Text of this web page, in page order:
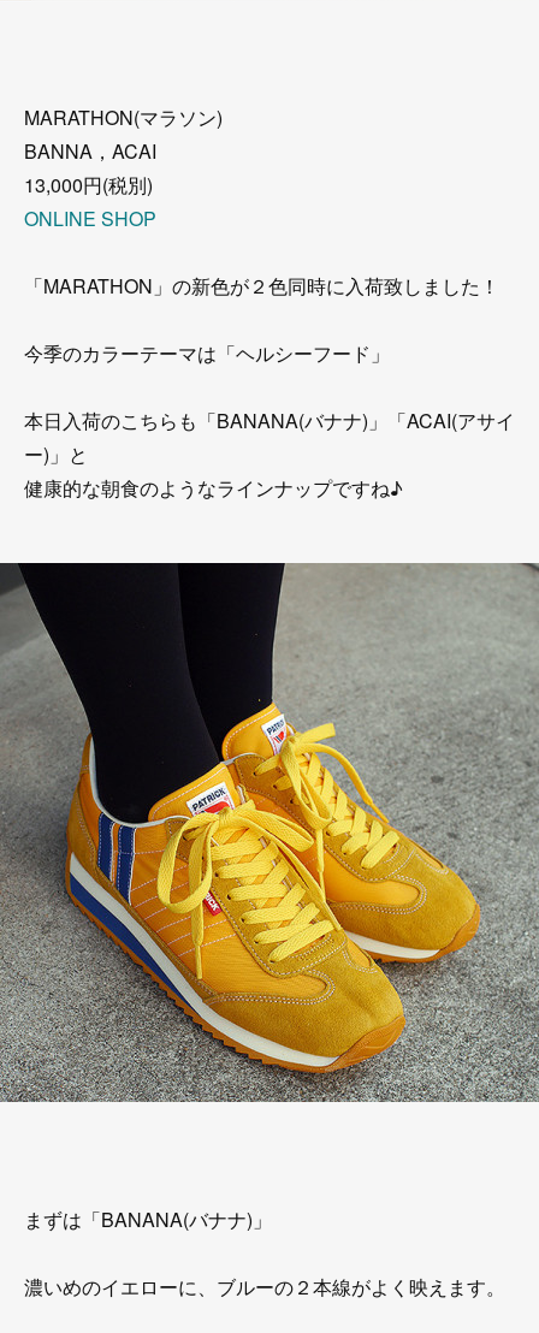
MARATHON(マラソン)
BANNA，ACAI
13,000円(税別)
ONLINE SHOP
「MARATHON」の新色が２色同時に入荷致しました！
今季のカラーテーマは「ヘルシーフード」
本日入荷のこちらも「BANANA(バナナ)」「ACAI(アサイ
ー)」と
健康的な朝食のようなラインナップですね♪
まずは「BANANA(バナナ)」
濃いめのイエローに、ブルーの２本線がよく映えます。